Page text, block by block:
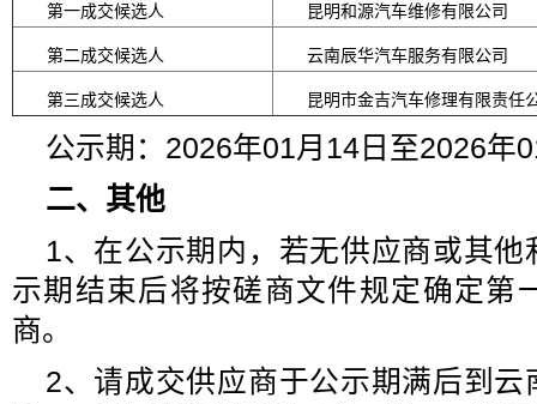
第一成交候选人 昆明和源汽车维修有限公司
第二成交候选人 云南辰华汽车服务有限公司
第三成交候选人 昆明市金吉汽车修理有限责任
公示期：2026年01月14日至2026年
二、其他
1、在公示期内，若无供应商或其
示期结束后将按磋商文件规定确定第
商。
2、请成交供应商于公示期满后到